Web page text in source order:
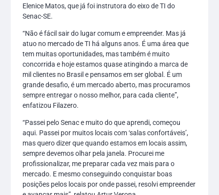
Elenice Matos, que já foi instrutora do eixo de TI do
Senac-SE.
“Não é fácil sair do lugar comum e empreender. Mas já
atuo no mercado de TI há alguns anos. É uma área que
tem muitas oportunidades, mas também é muito
concorrida e hoje estamos quase atingindo a marca de
mil clientes no Brasil e pensamos em ser global. É um
grande desafio, é um mercado aberto, mas procuramos
sempre entregar o nosso melhor, para cada cliente”,
enfatizou Filazero.
“Passei pelo Senac e muito do que aprendi, começou
aqui. Passei por muitos locais com ‘salas confortáveis’,
mas quero dizer que quando estamos em locais assim,
sempre devemos olhar pela janela. Procurei me
profissionalizar, me preparar cada vez mais para o
mercado. E mesmo conseguindo conquistar boas
posições pelos locais por onde passei, resolvi empreender